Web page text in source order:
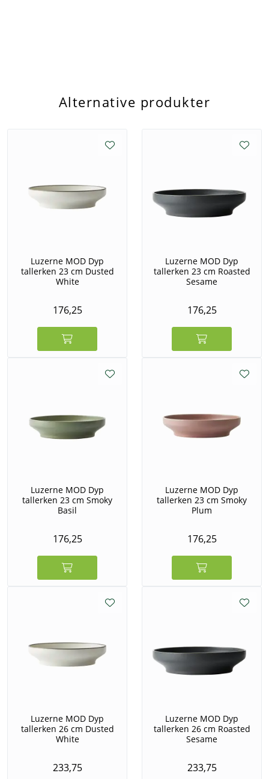
er ikke-porøse og absorberer ikke fett, lukt og bakterier,
samsvarsstandardene til USA (FDA) og EU (REACH). I
tillegg er servisene sertifisert halal av Islamic Religious
og mer energieffektive og miljøvennlige materialer når
det er mulig. Gjenvinning for å redusere avfall og
forurensningsbelastningen på miljøet. Alt er en del av
å skape et enda bedre produkt og et enda bedre
Alternative produkter
Luzerne MOD Dyp
tallerken 23 cm Dusted
White
176,25
Luzerne MOD Dyp
tallerken 23 cm Roasted
Sesame
176,25
Luzerne MOD Dyp
tallerken 23 cm Smoky
Basil
176,25
Luzerne MOD Dyp
tallerken 23 cm Smoky
Plum
176,25
Luzerne MOD Dyp
tallerken 26 cm Dusted
White
233,75
Luzerne MOD Dyp
tallerken 26 cm Roasted
Sesame
233,75